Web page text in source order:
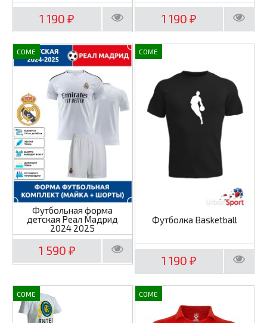
1 190₽ 1 190 ₽
COME
Футбольная форма
детская Реал Мадрид
2024 2025
1 590 ₽
COME
Футболка Basketball
1 190 ₽
COME COME